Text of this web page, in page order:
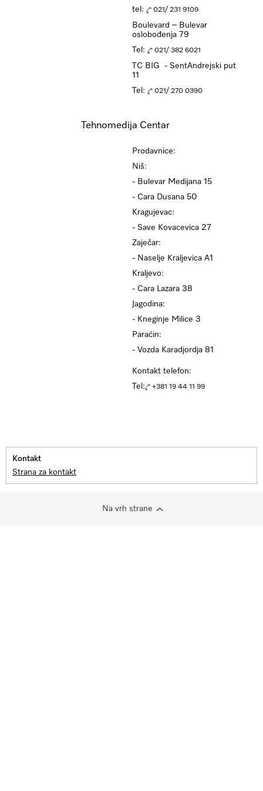
tel:
021/ 231 9109
Boulevard – Bulevar
oslobođenja 79
Tel:
021/ 382 6021
TC BIG - SentAndrejski put
11
Tel:
021/ 270 0390
Tehnomedija Centar
Prodavnice:
Niš:
- Bulevar Medijana 15
- Cara Dusana 50
Kragujevac:
- Save Kovacevica 27
Zaječar:
- Naselje Kraljevica A1
Kraljevo:
- Cara Lazara 38
Jagodina:
- Kneginje Milice 3
Paraćin:
- Vozda Karadjordja 81
Kontakt telefon:
Tel:
+381 19 44 11 99
Kontakt
Strana za kontakt
Na vrh strane